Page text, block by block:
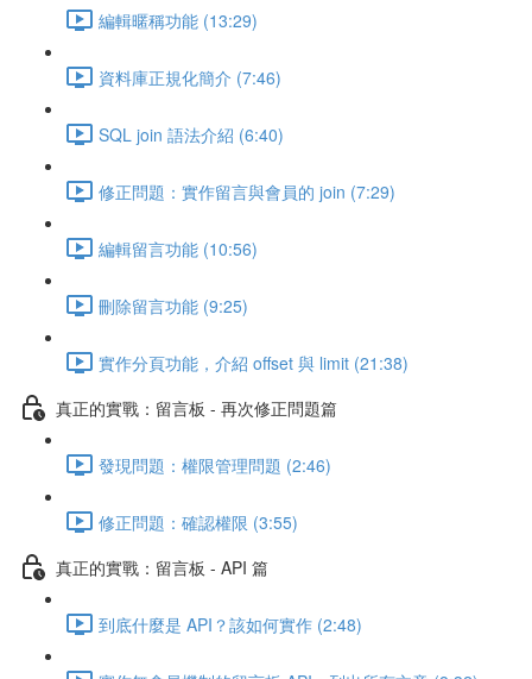
編輯暱稱功能 (13:29)
資料庫正規化簡介 (7:46)
SQL join 語法介紹 (6:40)
修正問題：實作留言與會員的 join (7:29)
編輯留言功能 (10:56)
刪除留言功能 (9:25)
實作分頁功能，介紹 offset 與 limit (21:38)
真正的實戰：留言板 - 再次修正問題篇
發現問題：權限管理問題 (2:46)
修正問題：確認權限 (3:55)
真正的實戰：留言板 - API 篇
到底什麼是 API？該如何實作 (2:48)